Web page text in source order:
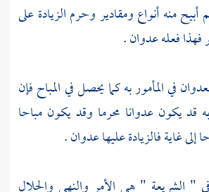
منه أنواع ومقادير وحرم الزيادة على
فهذا فعله عدوان .
في المأمور به كما يحصل في المباح فإن
به قد يكون عدوانا محرما وقد يكون مباحا
غاية فالزيادة عليها عدوان .